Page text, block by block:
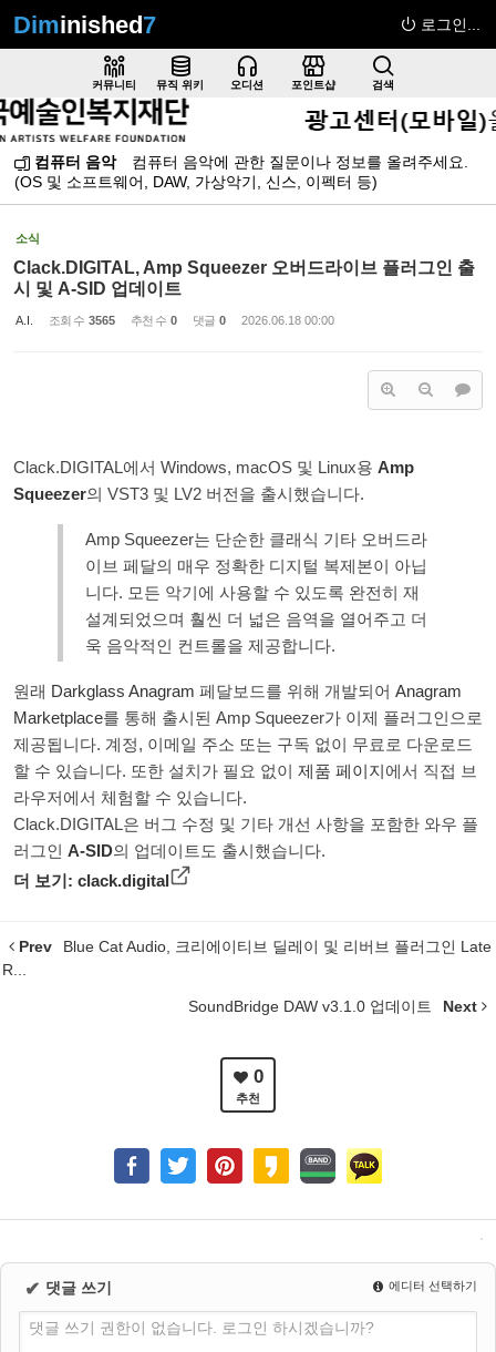
Diminished7 로그인...
커뮤니티 뮤직 위키 오디션 포인트샵 검색
컴퓨터 음악
컴퓨터 음악에 관한 질문이나 정보를 올려주세요.
(OS 및 소프트웨어, DAW, 가상악기, 신스, 이펙터 등)
소식
Clack.DIGITAL, Amp Squeezer 오버드라이브 플러그인 출
시 및 A-SID 업데이트
A.I. 조회 수 3565 추천 수 0 댓글 0 2026.06.18 00:00
Clack.DIGITAL에서 Windows, macOS 및 Linux용 Amp
Squeezer의 VST3 및 LV2 버전을 출시했습니다.
Amp Squeezer는 단순한 클래식 기타 오버드라
이브 페달의 매우 정확한 디지털 복제본이 아닙
니다. 모든 악기에 사용할 수 있도록 완전히 재
설계되었으며 훨씬 더 넓은 음역을 열어주고 더
욱 음악적인 컨트롤을 제공합니다.
원래 Darkglass Anagram 페달보드를 위해 개발되어 Anagram
Marketplace를 통해 출시된 Amp Squeezer가 이제 플러그인으로
제공됩니다. 계정, 이메일 주소 또는 구독 없이 무료로 다운로드
할 수 있습니다. 또한 설치가 필요 없이 제품 페이지에서 직접 브
라우저에서 체험할 수 있습니다.
Clack.DIGITAL은 버그 수정 및 기타 개선 사항을 포함한 와우 플
러그인 A-SID의 업데이트도 출시했습니다.
더 보기: clack.digital
Prev
Blue Cat Audio, 크리에이티브 딜레이 및 리버브 플러그인 Late
R...
SoundBridge DAW v3.1.0 업데이트 Next
0
추천
✔ 댓글 쓰기 에디터 선택하기
댓글 쓰기 권한이 없습니다. 로그인 하시겠습니까?
Sketchbook5, 스케치북5
Sketchbook5, 스케치북5